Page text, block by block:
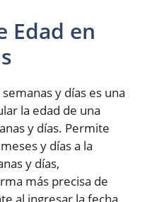
Edad en
y días es una
la edad de una
y días. Permite
y días a la
y días,
más precisa de
al ingresar la fecha